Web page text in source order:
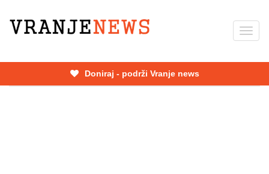
Skip
Doniraj - podrži Vranje news